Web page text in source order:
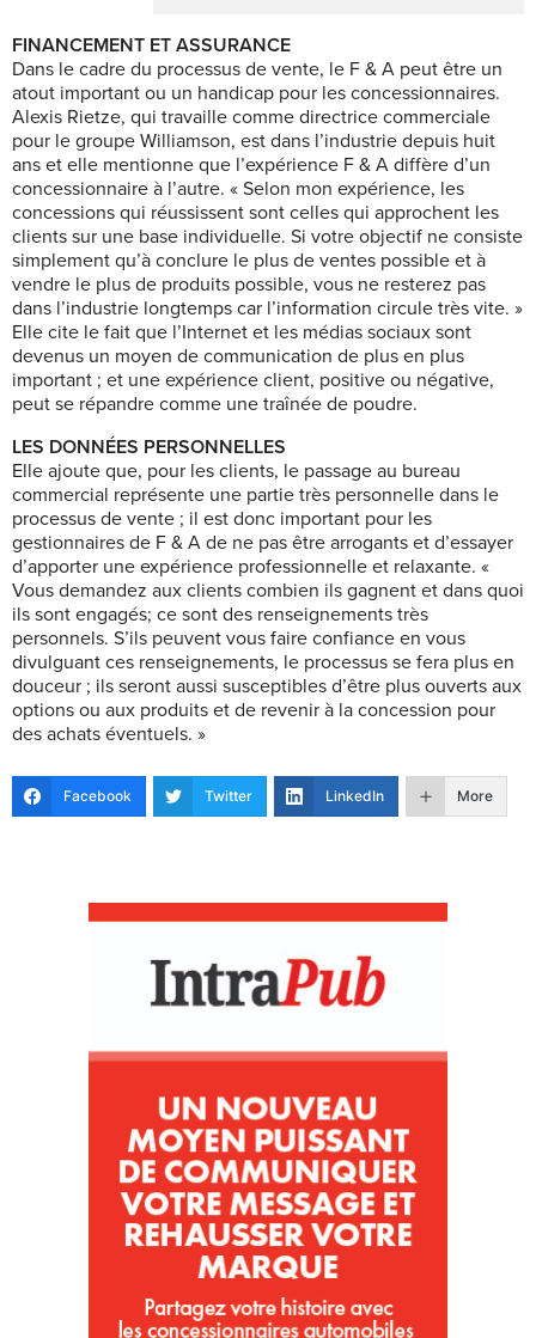
FINANCEMENT ET ASSURANCE
Dans le cadre du processus de vente, le F & A peut être un
atout important ou un handicap pour les concessionnaires.
Alexis Rietze, qui travaille comme directrice commerciale
pour le groupe Williamson, est dans l’industrie depuis huit
ans et elle mentionne que l’expérience F & A diffère d’un
concessionnaire à l’autre. « Selon mon expérience, les
concessions qui réussissent sont celles qui approchent les
clients sur une base individuelle. Si votre objectif ne consiste
simplement qu’à conclure le plus de ventes possible et à
vendre le plus de produits possible, vous ne resterez pas
dans l’industrie longtemps car l’information circule très vite. »
Elle cite le fait que l’Internet et les médias sociaux sont
devenus un moyen de communication de plus en plus
important ; et une expérience client, positive ou négative,
peut se répandre comme une traînée de poudre.
LES DONNÉES PERSONNELLES
Elle ajoute que, pour les clients, le passage au bureau
commercial représente une partie très personnelle dans le
processus de vente ; il est donc important pour les
gestionnaires de F & A de ne pas être arrogants et d’essayer
d’apporter une expérience professionnelle et relaxante. «
Vous demandez aux clients combien ils gagnent et dans quoi
ils sont engagés; ce sont des renseignements très
personnels. S’ils peuvent vous faire confiance en vous
divulguant ces renseignements, le processus se fera plus en
douceur ; ils seront aussi susceptibles d’être plus ouverts aux
options ou aux produits et de revenir à la concession pour
des achats éventuels. »
Facebook Twitter LinkedIn More